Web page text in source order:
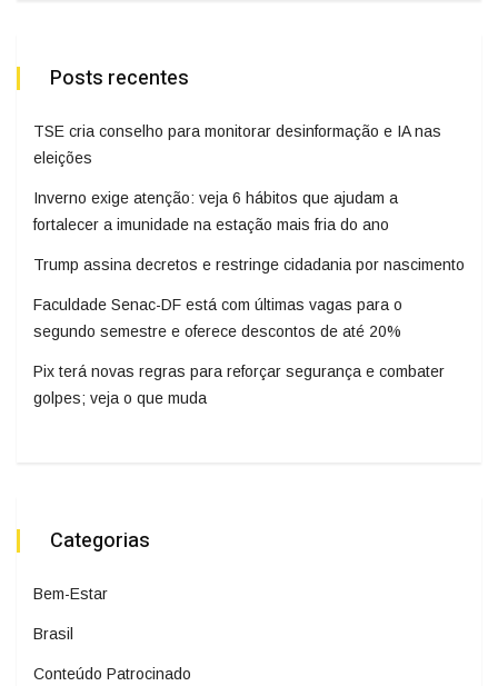
Posts recentes
TSE cria conselho para monitorar desinformação e IA nas
eleições
Inverno exige atenção: veja 6 hábitos que ajudam a
fortalecer a imunidade na estação mais fria do ano
Trump assina decretos e restringe cidadania por nascimento
Faculdade Senac-DF está com últimas vagas para o
segundo semestre e oferece descontos de até 20%
Pix terá novas regras para reforçar segurança e combater
golpes; veja o que muda
Categorias
Bem-Estar
Brasil
Conteúdo Patrocinado